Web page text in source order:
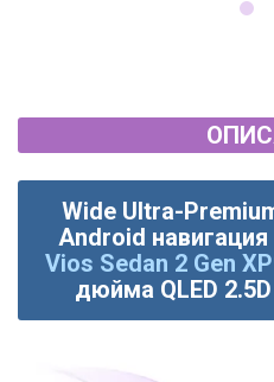
Wide Ultra-
Android
Vios Sedan 2 Gen
дюйма QLED